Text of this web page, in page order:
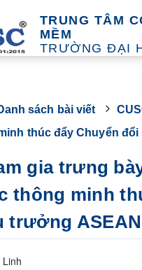
TRUNG TÂM
MỀM
TRƯỜNG ĐẠI
sách bài viết
thúc đẩy Chuyển
gia trưng
thông minh
trưởng